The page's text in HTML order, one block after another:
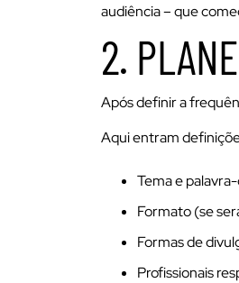
audiência – que
2.
Após definir a
Aqui entram
Tema e
Formato (se
Formas de
Profissionais